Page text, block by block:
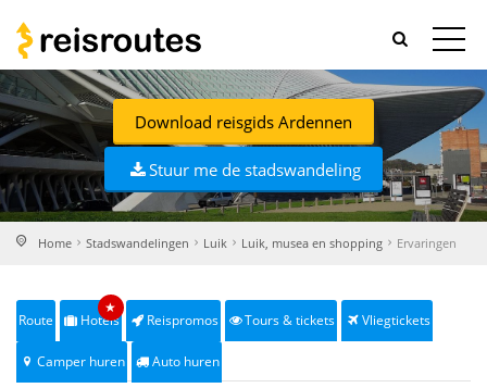
Download reisgids Ardennen
Stuur me de stadswandeling
Home Stadswandelingen Luik Luik, musea en shopping Ervaringen
Route Hotels
★
Reispromos Tours & tickets Vliegtickets
Camper huren Auto huren